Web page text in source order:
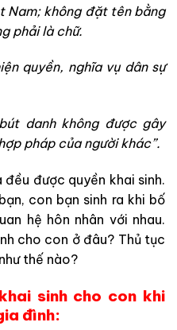
Nam; không đặt tên bằng
phải là chữ.
quyền, nghĩa vụ dân sự
danh không được gây
pháp của người khác”.
được quyền khai sinh.
con bạn sinh ra khi bố
hệ hôn nhân với nhau.
cho con ở đâu? Thủ tục
thế nào?
sinh cho con khi
đình: